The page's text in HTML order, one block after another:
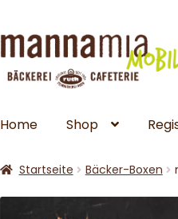
Zur
Navigation
springen
Zum
Inhalt
springen
Home Shop
Startseite Bäcker-Boxen